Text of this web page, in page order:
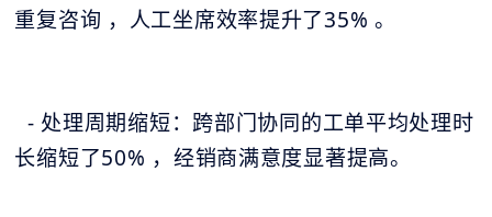
重复咨询 ，人工坐席效率提升了35% 。
- 处理周期缩短：跨部门协同的工单平均处理时
长缩短了50% ，经销商满意度显著提高。